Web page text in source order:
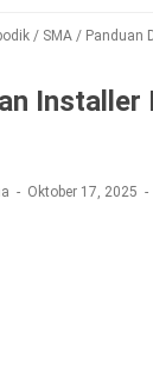
/ SMA / Panduan
Installer
Oktober 17, 2025